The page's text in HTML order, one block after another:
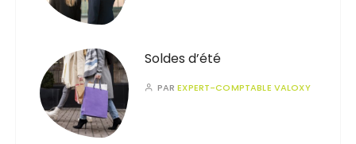
Soldes d’été
PAREXPERT-COMPTABLE VALOXY